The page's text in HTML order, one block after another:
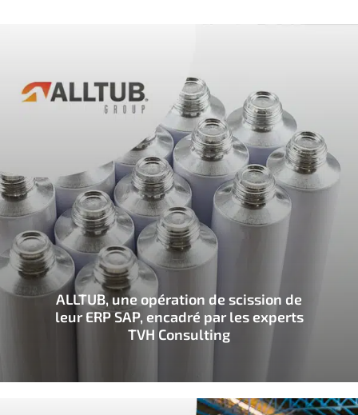
ALLTUB, une opération de scission de
leur ERP SAP, encadré par les experts
TVH Consulting